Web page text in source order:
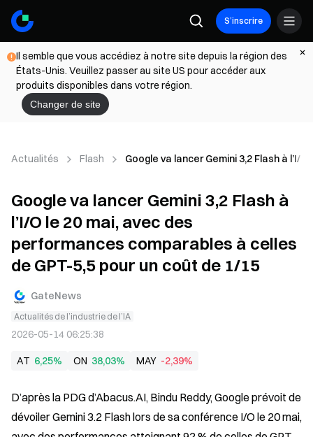
S’inscrire
Il semble que vous accédiez à notre site depuis la région des
États-Unis. Veuillez passer au site US pour accéder aux
produits disponibles dans votre région.
Changer de site
Actualités Flash Google va lancer Gemini 3,2 Flash à l’I/
Google va lancer Gemini 3,2 Flash à
l’I/O le 20 mai, avec des
performances comparables à celles
de GPT-5,5 pour un coût de 1/15
GateNews
Actualités de l’industrie de l’IA
2026-05-14 06:25:38
AT 6,25% ON 38,03% MAY -2,39%
D’après la PDG d’Abacus.AI, Bindu Reddy, Google prévoit de
dévoiler Gemini 3.2 Flash lors de sa conférence I/O le 20 mai,